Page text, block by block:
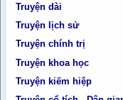
Truyện dài
Truyện lịch sử
Truyện chính trị
Truyện khoa học
Truyện kiếm hiệp